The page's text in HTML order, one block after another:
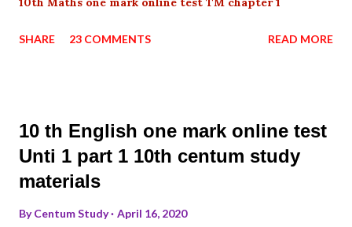
SHARE 23 COMMENTS READ MORE
10 th English one mark online test
Unti 1 part 1 10th centum study
materials
ByCentum Study April 16, 2020